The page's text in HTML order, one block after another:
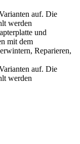
auf. Die
werden
und
mit dem
Reparieren,
auf. Die
werden